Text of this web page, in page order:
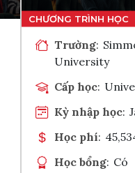
Trường:
University
Cấp học:
Kỳ nhập học:
Học phí:
Học bổng: Có